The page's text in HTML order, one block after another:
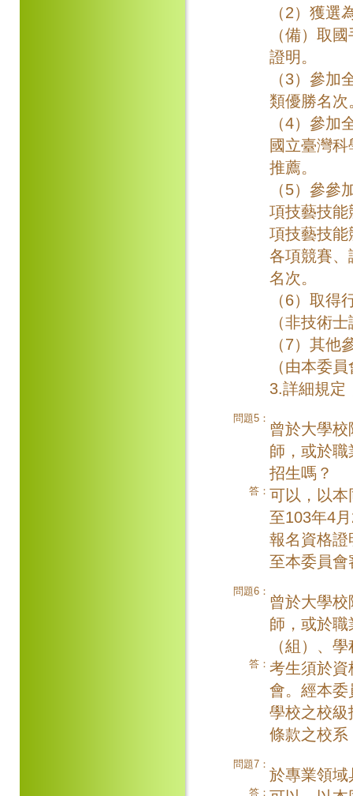
（2）獲選
（備）取
證明。
（3）參加
類優勝名次
（4）參加
國立臺灣
推薦。
（5）參參
項技藝技能
項技藝技能
各項競賽、
名次。
（6）取得
（非技術
（7）其他
（由本委
3.詳細規定
問題5：
曾於大學
師，或於
招生嗎？
答： 可以，以本
至103年4
報名資格證
至本委員會
問題6：
曾於大學
師，或於
（組）、
答： 考生須於資
會。經本委
學校之校級
條款之校系
問題7：
於專業領域
答：